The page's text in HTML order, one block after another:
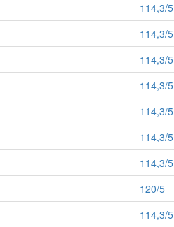
114,3/5
114,3/5
114,3/5
114,3/5
114,3/5
114,3/5
114,3/5
120/5
114,3/5